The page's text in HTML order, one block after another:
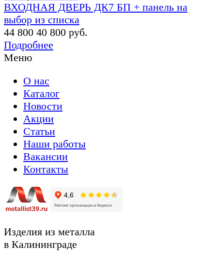
ВХОДНАЯ ДВЕРЬ ДК7 БП + панель на
выбор из списка
44 800 40 800 руб.
Подробнее
Меню
О нас
Каталог
Новости
Акции
Статьи
Наши работы
Вакансии
Контакты
Изделия из металла
в Калининграде